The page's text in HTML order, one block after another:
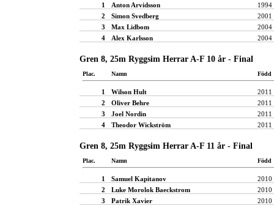
1 Anton Arvidsson
1994
2
Simon Svedberg
2001
3
Max Lidbom
2004
4
Alex Karlsson 2004
Gren 8, 25m Ryggsim Herrar A-F 10 år - Final
Plac. Namn Född
1 Wilson Hult
2011
2
Oliver Behre
2011
3
Joel Nordin
2011
4
Theodor Wickström 2011
Gren 8, 25m Ryggsim Herrar A-F 11 år - Final
Plac. Namn Född
1 Samuel Kapitanov
2010
2
Luke Morolok Baeckstrom
2010
3
Patrik Xavier 2010